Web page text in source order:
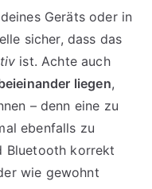
Geräts oder in
sicher, dass das
ist. Achte auch
liegen,
– denn eine zu
ebenfalls zu
Bluetooth korrekt
wie gewohnt